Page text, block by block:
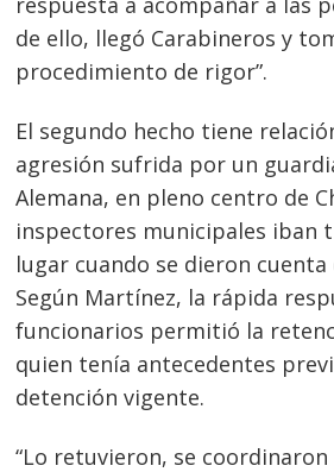
de ello, llegó Carabineros y
procedimiento de rigor”.
El segundo hecho tiene
agresión sufrida por un
Alemana, en pleno centro de
inspectores municipales iban
lugar cuando se dieron
Según Martínez, la rápida
funcionarios permitió la
quien tenía antecedentes
detención vigente.
“Lo retuvieron, se